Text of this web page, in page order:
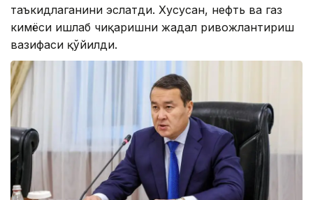
таъкидлаганини эслатди. Хусусан, нефть ва газ
кимёси ишлаб чиқаришни жадал ривожлантириш
вазифаси қўйилди.